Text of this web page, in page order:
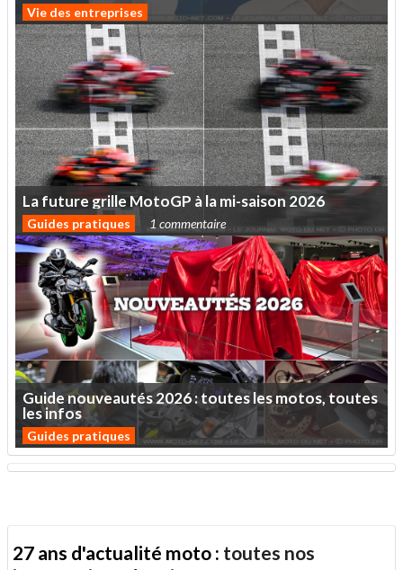
Vie des entreprises
Lafuturegrille MotoGP àlami-saison 2026
Guides pratiques 1 commentaire
Guidenouveautés2026:touteslesmotos,toutes
lesinfos
Guides pratiques
27 ans d'actualité moto : toutes nos